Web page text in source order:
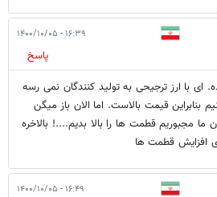
۱۶:۳۹ - ۱۴۰۰/۱۰/۰۵
پاسخ
ای با ارز ترجیحی به تولید کنندگان نمی رسه
بنابراین قیمت بالاست. اما الان باز میگن
ما مجبوریم قطمت ها را بالا بدیم....! بالاخره
افزایش قطمت ها
۱۶:۴۹ - ۱۴۰۰/۱۰/۰۵